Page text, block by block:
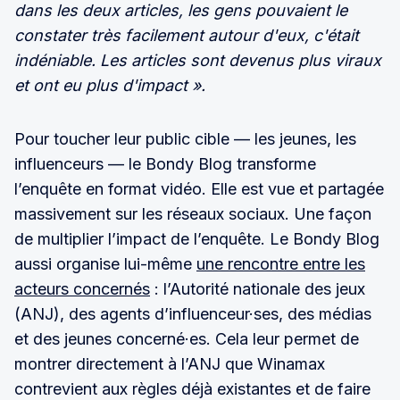
dans les deux articles, les gens pouvaient le
constater très facilement autour d'eux, c'était
indéniable. Les articles sont devenus plus viraux
et ont eu plus d'impact ».
Pour toucher leur public cible — les jeunes, les
influenceurs — le Bondy Blog transforme
l’enquête en format vidéo. Elle est vue et partagée
massivement sur les réseaux sociaux. Une façon
de multiplier l’impact de l’enquête. Le Bondy Blog
aussi organise lui-même une rencontre entre les
acteurs concernés : l’Autorité nationale des jeux
(ANJ), des agents d’influenceur·ses, des médias
et des jeunes concerné·es. Cela leur permet de
montrer directement à l’ANJ que Winamax
contrevient aux règles déjà existantes et de faire